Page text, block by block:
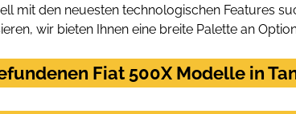
mit den neuesten technologischen Features
wir bieten Ihnen eine breite Palette an
Fiat 500X Modelle in